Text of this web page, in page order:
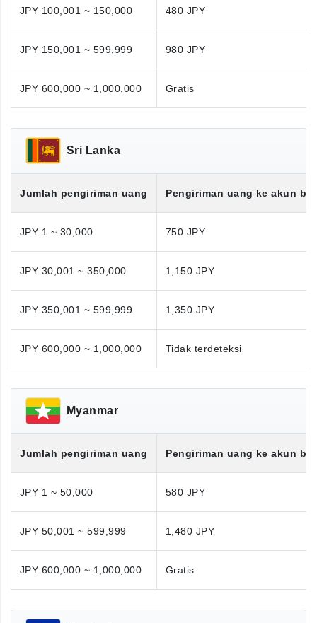
JPY 100,001 ~ 150,000 480 JPY
JPY 150,001 ~ 599,999 980 JPY
JPY 600,000 ~ 1,000,000 Gratis
Sri Lanka
Jumlah pengiriman uang Pengiriman uang ke akun
JPY 1 ~ 30,000 750 JPY
JPY 30,001 ~ 350,000 1,150 JPY
JPY 350,001 ~ 599,999 1,350 JPY
JPY 600,000 ~ 1,000,000 Tidak terdeteksi
Myanmar
Jumlah pengiriman uang Pengiriman uang ke akun
JPY 1 ~ 50,000 580 JPY
JPY 50,001 ~ 599,999 1,480 JPY
JPY 600,000 ~ 1,000,000 Gratis